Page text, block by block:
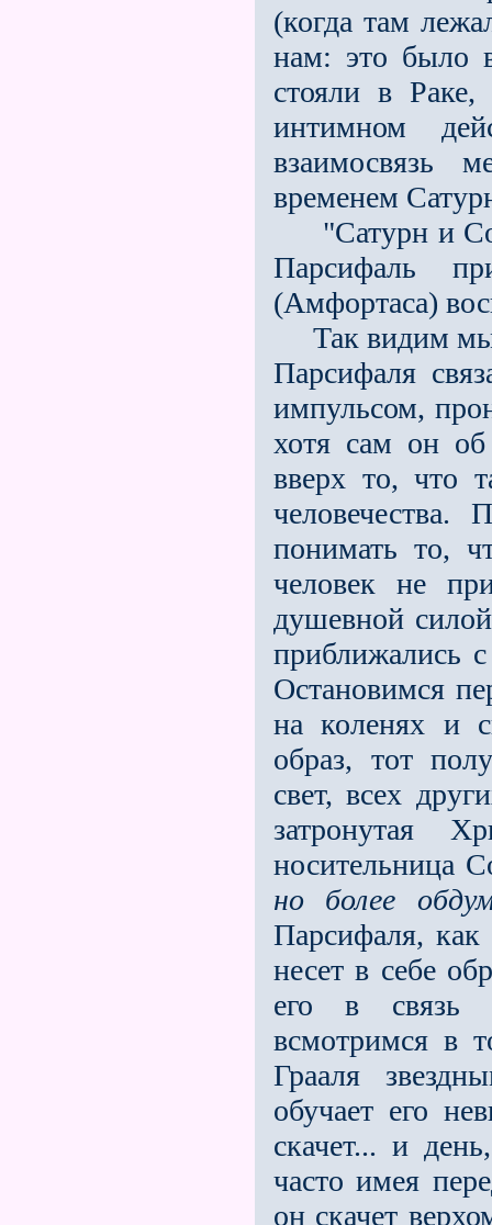
(когда там
нам: это было
стояли в
интимном
взаимосвязь
временем
"Сатурн и
Парсифаль
(Амфортаса)
Так видим мы,
Парсифаля
импульсом,
хотя сам он
вверх то, что
понимать то,
человек не
душевной
приближались
Остановимся
на коленях и
образ, тот
свет, всех
затронутая
носительница
но более
Парсифаля, как
несет в себе
его в связь
всмотримся в
Грааля
обучает его
скачет... и
часто имея
он скачет